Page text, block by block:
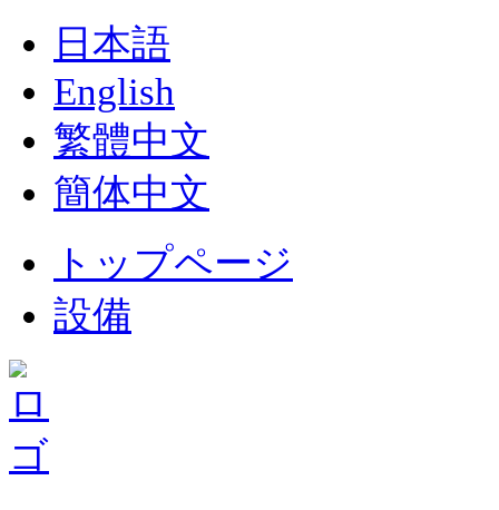
日本語
English
繁體中文
簡体中文
トップページ
設備